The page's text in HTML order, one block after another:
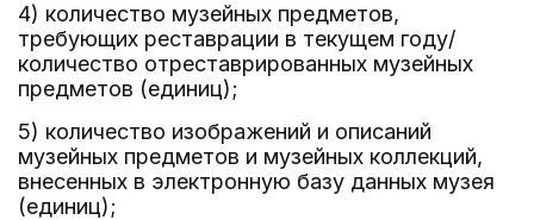
4) количество музейных предметов,
требующих реставрации в текущем году/
количество отреставрированных музейных
предметов (единиц);
5) количество изображений и описаний
музейных предметов и музейных коллекций,
внесенных в электронную базу данных музея
(единиц);